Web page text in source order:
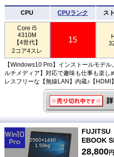
CPU CPUランク ス
Core i5
4310M
【4世代】
2コア4スレ
15
【Windows10 Pro】インストールモデ
ルチメディア】対応で趣味も仕事も楽し
レスフリーな【無線LAN】内蔵♪【HDMI
2560×1440
1.59kg
FUJITSU
EBOOK
28,800